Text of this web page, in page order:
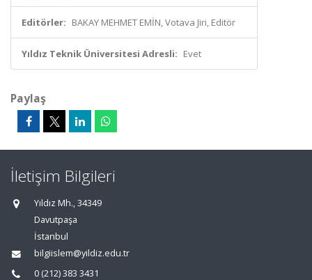
Editörler: BAKAY MEHMET EMİN, Votava Jiri, Editör
Yıldız Teknik Üniversitesi Adresli: Evet
Paylaş
İletişim Bilgileri
Yıldız Mh., 34349
Davutpaşa
İstanbul
bilgiislem@yildiz.edu.tr
0 (212) 383 3431